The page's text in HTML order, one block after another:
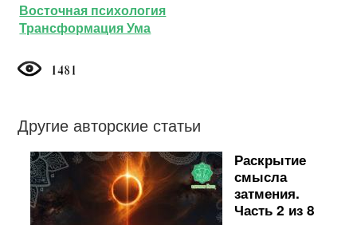
Восточная психология
Трансформация Ума
Другие авторские статьи
Раскрытие
смысла
затмения.
Часть 2 из 8